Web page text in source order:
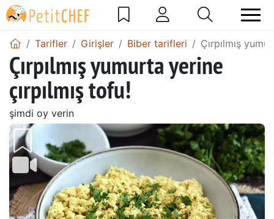
Tarifler Girişler Biber tarifleri Çırpılmış
Çırpılmış yumurta yerine
çırpılmış tofu!
şimdi oy verin